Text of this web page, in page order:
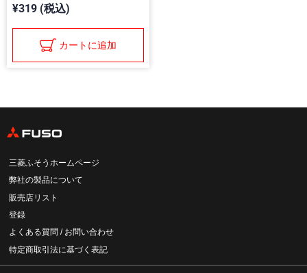
¥319 (税込)
カートに追加
三菱ふそうホームページ
弊社の製品について
販売店リスト
登録
よくある質問 / お問い合わせ
特定商取引法に基づく表記